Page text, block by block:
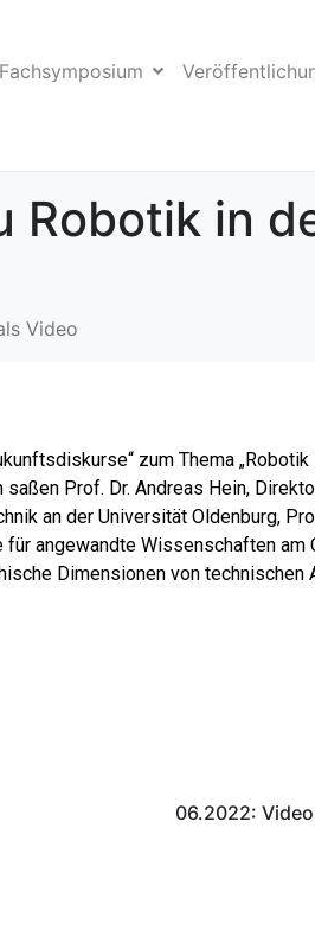
Fachsymposium
in
Video
zum Thema
Prof. Dr. Andreas Hein,
an der Universität Oldenburg,
angewandte Wissenschaften am
Dimensionen von
06.2022: